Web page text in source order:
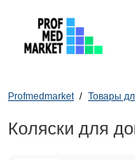
Profmedmarket Товары
Коляски для